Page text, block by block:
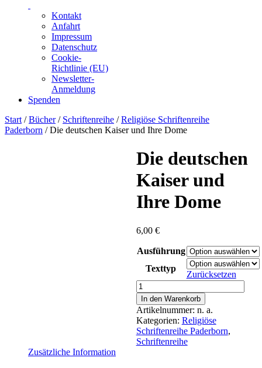
Kontakt
Anfahrt
Impressum
Datenschutz
Cookie-
Richtlinie (EU)
Newsletter-
Anmeldung
Spenden
Skip
to
Start /Bücher/ Schriftenreihe /Religiöse Schriftenreihe
Paderborn / Die deutschen Kaiser und Ihre Dome
Die deutschen
Kaiser und
Ihre Dome
6,00 €
Ausführung
Texttyp
Zurücksetzen
Die
deutschen
Kaiser
und
Ihre
Dome
Menge
In den Warenkorb
Artikelnummer: n. a.
Kategorien: Religiöse
Schriftenreihe Paderborn,
Schriftenreihe
Zusätzliche Information